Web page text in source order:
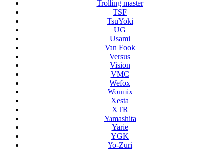
Trolling master
TSF
TsuYoki
UG
Usami
Van Fook
Versus
Vision
VMC
Wefox
Wormix
Xesta
XTR
Yamashita
Yarie
YGK
Yo-Zuri